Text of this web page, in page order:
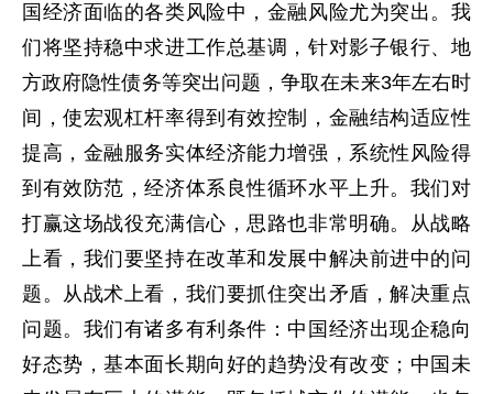
国经济面临的各类风险中，金融风险尤为突出。我
们将坚持稳中求进工作总基调，针对影子银行、地
方政府隐性债务等突出问题，争取在未来3年左右时
间，使宏观杠杆率得到有效控制，金融结构适应性
提高，金融服务实体经济能力增强，系统性风险得
到有效防范，经济体系良性循环水平上升。我们对
打赢这场战役充满信心，思路也非常明确。从战略
上看，我们要坚持在改革和发展中解决前进中的问
题。从战术上看，我们要抓住突出矛盾，解决重点
问题。我们有诸多有利条件：中国经济出现企稳向
好态势，基本面长期向好的趋势没有改变；中国未